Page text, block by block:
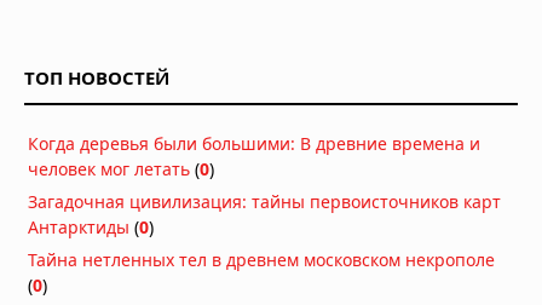
ДНК ребёнка может предсказать
развод родителей
06.08.2026 в 09:13
выяснили, почему человеческий
мозг сохраняется тысячи лет
ТОП НОВОСТЕЙ
Когда деревья были большими: В древние времена и
человек мог летать (0)
Загадочная цивилизация: тайны первоисточников карт
Антарктиды (0)
Тайна нетленных тел в древнем московском некрополе
(0)